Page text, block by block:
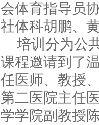
会体育指导员
社体科胡鹏、
培训分为公
课程邀请到了
任医师、教授
第二医院主任
学学院副教授